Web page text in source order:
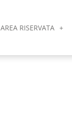
AREA RISERVATA